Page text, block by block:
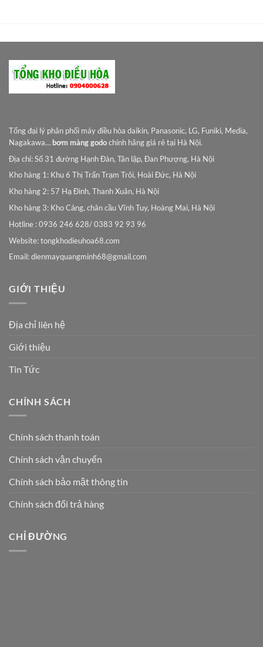
Tổng đại lý phân phối máy điều hòa daikin, Panasonic, LG, Funiki, Media,
Nagakawa… bơm màng godochính hãng giá rẻ tại Hà Nội.
Địa chỉ: Số 31 đường Hạnh Đàn, Tân lập, Đan Phượng, Hà Nội
Kho hàng 1: Khu 6 Thị Trấn Trạm Trôi, Hoài Đức, Hà Nội
Kho hàng 2: 57 Hạ Đình, Thanh Xuân, Hà Nội
Kho hàng 3: Kho Cảng, chân cầu Vĩnh Tuy, Hoàng Mai, Hà Nội
Hotline : 0936 246 628/ 0383 92 93 96
Website: tongkhodieuhoa68.com
Email:dienmayquangminh68@gmail.com
GIỚI THIỆU
Địa chỉ liên hệ
Giới thiệu
Tin Tức
CHÍNH SÁCH
Chính sách thanh toán
Chính sách vận chuyển
Chính sách bảo mật thông tin
Chính sách đổi trả hàng
CHỈ ĐƯỜNG